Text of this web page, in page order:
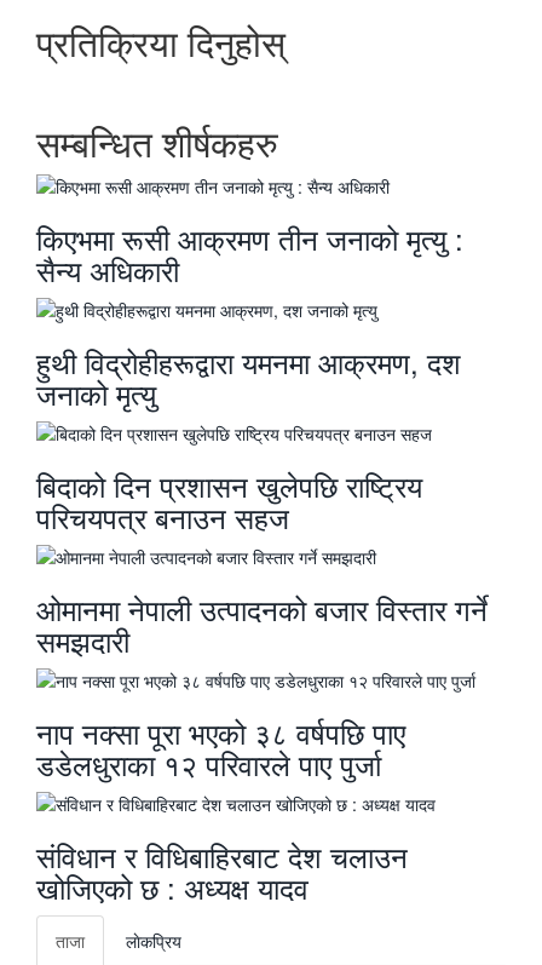
प्रतिक्रिया दिनुहोस्
सम्बन्धित शीर्षकहरु
किएभमा रूसी आक्रमण तीन जनाको मृत्यु :
सैन्य अधिकारी
हुथी विद्रोहीहरूद्वारा यमनमा आक्रमण, दश
जनाको मृत्यु
बिदाको दिन प्रशासन खुलेपछि राष्ट्रिय
परिचयपत्र बनाउन सहज
ओमानमा नेपाली उत्पादनको बजार विस्तार गर्ने
समझदारी
नाप नक्सा पूरा भएको ३८ वर्षपछि पाए
डडेलधुराका १२ परिवारले पाए पुर्जा
संविधान र विधिबाहिरबाट देश चलाउन
खोजिएको छ : अध्यक्ष यादव
ताजा लाेकप्रिय